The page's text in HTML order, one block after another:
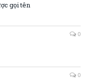
gọi tên
0
0